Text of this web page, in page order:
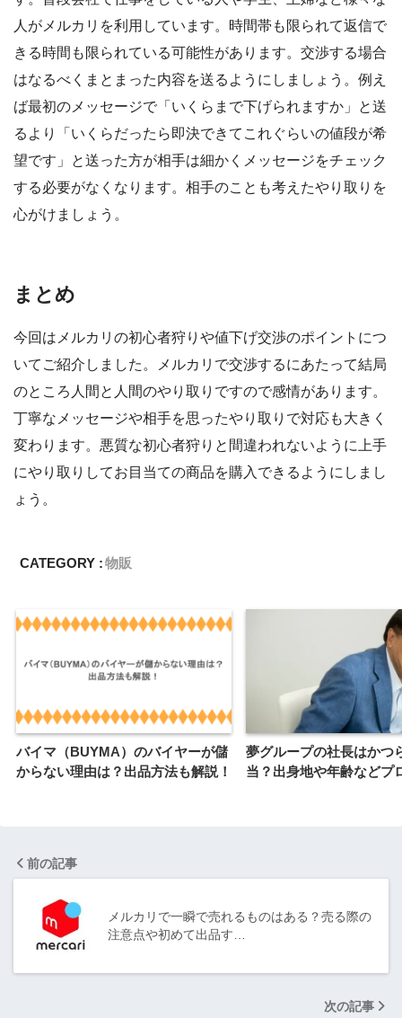
人がメルカリを利用しています。時間帯も限られて返信で
きる時間も限られている可能性があります。交渉する場合
はなるべくまとまった内容を送るようにしましょう。例え
ば最初のメッセージで「いくらまで下げられますか」と送
るより「いくらだったら即決できてこれぐらいの値段が希
望です」と送った方が相手は細かくメッセージをチェック
する必要がなくなります。相手のことも考えたやり取りを
心がけましょう。
まとめ
今回はメルカリの初心者狩りや値下げ交渉のポイントにつ
いてご紹介しました。メルカリで交渉するにあたって結局
のところ人間と人間のやり取りですので感情があります。
丁寧なメッセージや相手を思ったやり取りで対応も大きく
変わります。悪質な初心者狩りと間違われないように上手
にやり取りしてお目当ての商品を購入できるようにしまし
ょう。
CATEGORY :物販
バイマ（BUYMA）のバイヤーが儲
からない理由は？出品方法も解説！
夢グループの社長はかつ
当？出身地や年齢などプ
前の記事
メルカリで一瞬で売れるものはある？売る際の
注意点や初めて出品す…
次の記事